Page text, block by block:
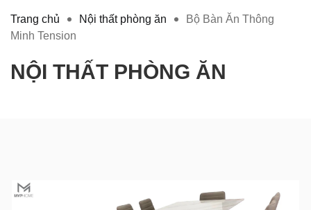
Trang chủ Nội thất phòng ăn
Bộ Bàn Ăn Thông
Minh Tension
NỘI THẤT PHÒNG ĂN